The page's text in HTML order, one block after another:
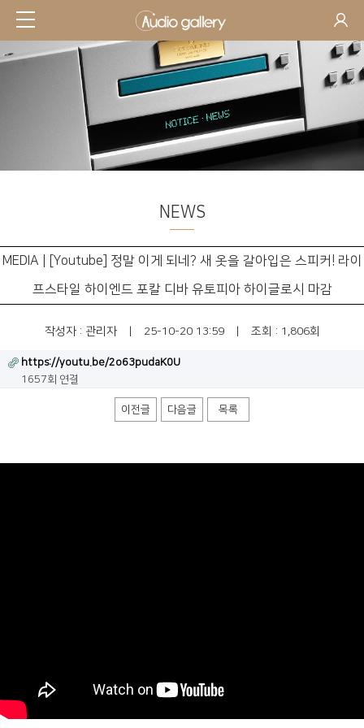
NEWS
MEDIA | [Youtube] 정말 이게 되네? 새 옷을 갈아입은 스피커! 라이
프스타일 하이엔드 포칼 디바 유토피아 하이글로시 마감
작성자 : 관리자 25-10-20 13:59 조회 : 1,806회
https://youtu.be/2o63pudaK0U
1657회 연결
이전글 다음글 목록